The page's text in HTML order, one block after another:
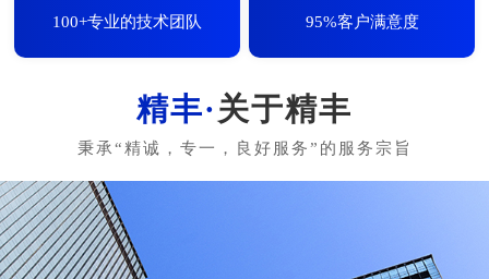
100+专业的技术团队 95%客户满意度
关于精丰